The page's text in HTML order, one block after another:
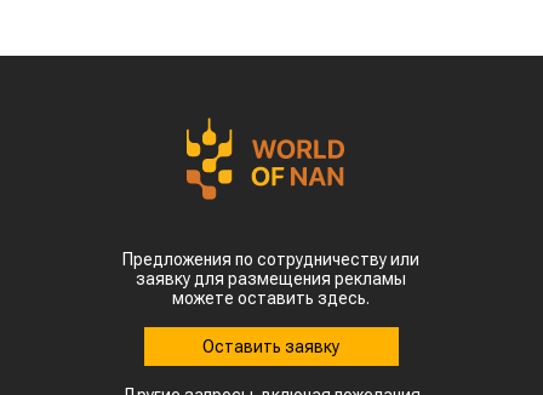
Предложения по сотрудничеству или
заявку для размещения рекламы
можете оставить здесь.
Оставить заявку